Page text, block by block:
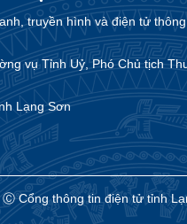
truyền hình và điện tử
vụ Tỉnh Uỷ, Phó Chủ tịch
Lạng Sơn
Cổng thông tin điện tử tỉnh